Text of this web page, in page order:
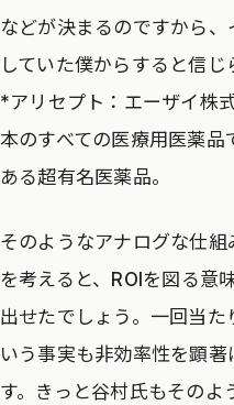
などが決まるのですから
していた僕からすると信じ
*アリセプト：エーザイ株
本のすべての医療用医薬
ある超有名医薬品。
そのようなアナログな仕
を考えると、ROIを図る意
出せたでしょう。一回当
いう事実も非効率性を顕
す。きっと谷村氏もそのよ